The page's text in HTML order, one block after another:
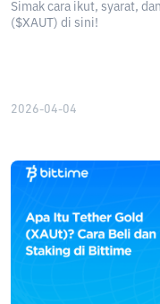
Simak cara ikut, syarat,
($XAUT) di sini!
2026-04-04